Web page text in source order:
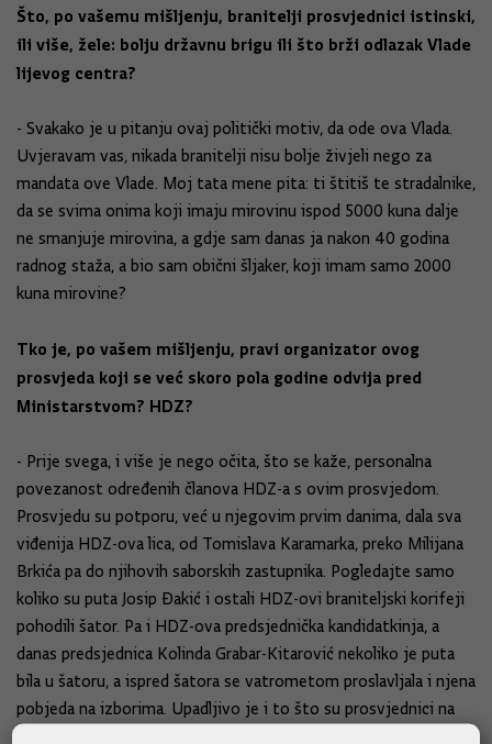
Što, po vašemu mišljenju, branitelji prosvjednici istinski,
ili više, žele: bolju državnu brigu ili što brži odlazak Vlade
lijevog centra?
- Svakako je u pitanju ovaj politički motiv, da ode ova Vlada.
Uvjeravam vas, nikada branitelji nisu bolje živjeli nego za
mandata ove Vlade. Moj tata mene pita: ti štitiš te stradalnike,
da se svima onima koji imaju mirovinu ispod 5000 kuna dalje
ne smanjuje mirovina, a gdje sam danas ja nakon 40 godina
radnog staža, a bio sam obični šljaker, koji imam samo 2000
kuna mirovine?
Tko je, po vašem mišljenju, pravi organizator ovog
prosvjeda koji se već skoro pola godine odvija pred
Ministarstvom? HDZ?
- Prije svega, i više je nego očita, što se kaže, personalna
povezanost određenih članova HDZ-a s ovim prosvjedom.
Prosvjedu su potporu, već u njegovim prvim danima, dala sva
viđenija HDZ-ova lica, od Tomislava Karamarka, preko Milijana
Brkića pa do njihovih saborskih zastupnika. Pogledajte samo
koliko su puta Josip Đakić i ostali HDZ-ovi braniteljski korifeji
pohodili šator. Pa i HDZ-ova predsjednička kandidatkinja, a
danas predsjednica Kolinda Grabar-Kitarović nekoliko je puta
bila u šatoru, a ispred šatora se vatrometom proslavljala i njena
pobjeda na izborima. Upadljivo je i to što su prosvjednici na